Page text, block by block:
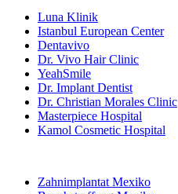
Luna Klinik
Istanbul European Center
Dentavivo
Dr. Vivo Hair Clinic
YeahSmile
Dr. Implant Dentist
Dr. Christian Morales Clinic
Masterpiece Hospital
Kamol Cosmetic Hospital
Zahnimplantat Mexiko